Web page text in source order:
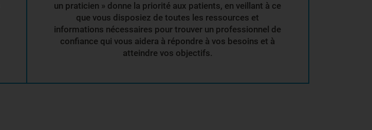
un praticien » donne la priorité aux patients, en veillant à ce
que vous disposiez de toutes les ressources et
informations nécessaires pour trouver un professionnel de
confiance qui vous aidera à répondre à vos besoins et à
atteindre vos objectifs.